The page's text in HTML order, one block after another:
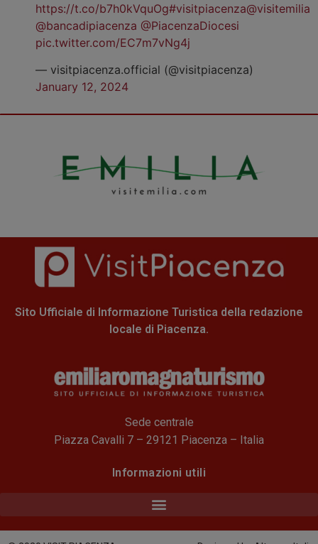
https://t.co/b7h0kVquOg#visitpiacenza@visitemilia
@bancadipiacenza @PiacenzaDiocesi
pic.twitter.com/EC7m7vNg4j
— visitpiacenza.official (@visitpiacenza)
January 12, 2024
Sito Ufficiale di Informazione Turistica della redazione
locale di Piacenza.
Sede centrale
Piazza Cavalli 7 – 29121 Piacenza – Italia
Informazioni utili